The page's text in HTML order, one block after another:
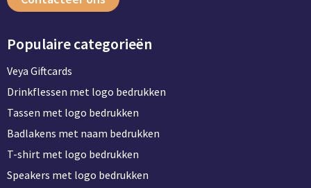
Populaire categorieën
Veya Giftcards
Drinkflessen met logo bedrukken
Tassen met logo bedrukken
Badlakens met naam bedrukken
T-shirt met logo bedrukken
Speakers met logo bedrukken